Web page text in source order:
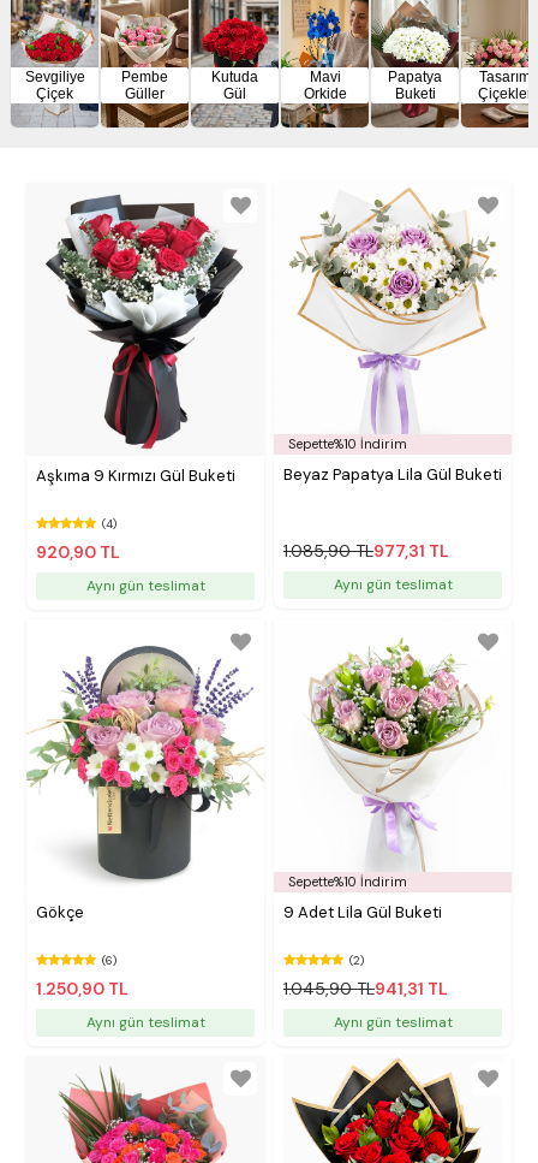
Sevgiliye
Çiçek
Pembe
Güller
Kutuda
Gül
Mavi
Orkide
Papatya
Buketi
Tasarım
Çiçekler
Aşkıma 9 Kırmızı Gül Buketi
(4)
920,90 TL
Aynı gün teslimat
Sepette%10 İndirim
Beyaz Papatya Lila Gül Buketi
1.085,90 TL977,31 TL
Aynı gün teslimat
Gökçe
(6)
1.250,90 TL
Aynı gün teslimat
Sepette%10 İndirim
9 Adet Lila Gül Buketi
(2)
1.045,90 TL941,31 TL
Aynı gün teslimat